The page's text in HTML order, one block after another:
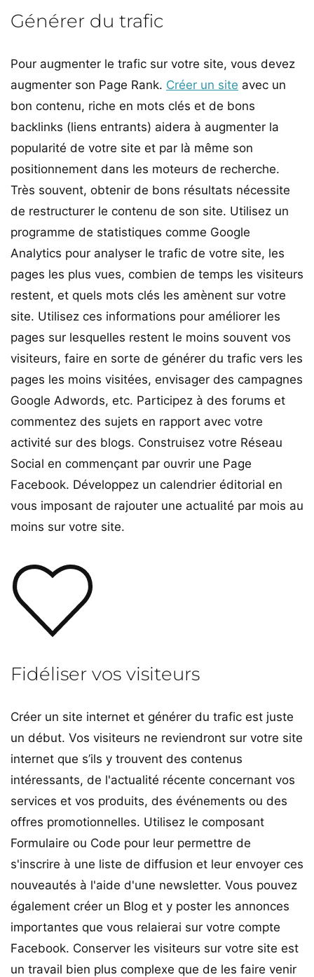
Générer du trafic
Pour augmenter le trafic sur votre site, vous devez
augmenter son Page Rank. Créer un site avec un
bon contenu, riche en mots clés et de bons
backlinks (liens entrants) aidera à augmenter la
popularité de votre site et par là même son
positionnement dans les moteurs de recherche.
Très souvent, obtenir de bons résultats nécessite
de restructurer le contenu de son site. Utilisez un
programme de statistiques comme Google
Analytics pour analyser le trafic de votre site, les
pages les plus vues, combien de temps les visiteurs
restent, et quels mots clés les amènent sur votre
site. Utilisez ces informations pour améliorer les
pages sur lesquelles restent le moins souvent vos
visiteurs, faire en sorte de générer du trafic vers les
pages les moins visitées, envisager des campagnes
Google Adwords, etc. Participez à des forums et
commentez des sujets en rapport avec votre
activité sur des blogs. Construisez votre Réseau
Social en commençant par ouvrir une Page
Facebook. Développez un calendrier éditorial en
vous imposant de rajouter une actualité par mois au
moins sur votre site.
Fidéliser vos visiteurs
Créer un site internet et générer du trafic est juste
un début. Vos visiteurs ne reviendront sur votre site
internet que s’ils y trouvent des contenus
intéressants, de l'actualité récente concernant vos
services et vos produits, des événements ou des
offres promotionnelles. Utilisez le composant
Formulaire ou Code pour leur permettre de
s'inscrire à une liste de diffusion et leur envoyer ces
nouveautés à l'aide d'une newsletter. Vous pouvez
également créer un Blog et y poster les annonces
importantes que vous relaierai sur votre compte
Facebook. Conserver les visiteurs sur votre site est
un travail bien plus complexe que de les faire venir